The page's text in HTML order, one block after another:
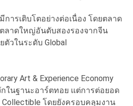
ารเติบโตอย่างต่อเนื่อง โดยตลาด
ลาดใหญ่อันดับสองรองจากจีน
วในระดับ Global
Art & Experience Economy
กในฐานะอาร์ตทอย แต่การต่อยอด
โดยยังครอบคลุมงาน